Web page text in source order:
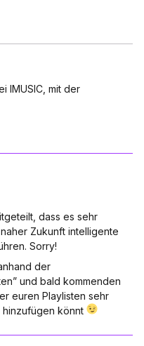
IMUSIC, mit der
dass es sehr
Zukunft intelligente
Sorry!
der
und bald kommenden
euren Playlisten sehr
könnt